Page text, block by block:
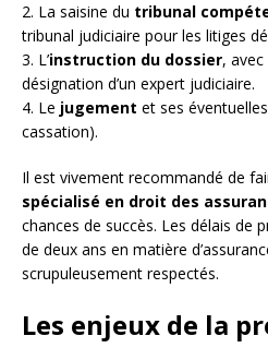
2. La saisine du tribunal
tribunal judiciaire pour les litiges
3. L’instruction du dossier,
désignation d’un expert judiciaire.
4. Le jugement et ses
cassation).
Il est vivement recommandé de
spécialisé en droit des
chances de succès. Les délais de
de deux ans en matière
scrupuleusement respectés.
Les enjeux de la